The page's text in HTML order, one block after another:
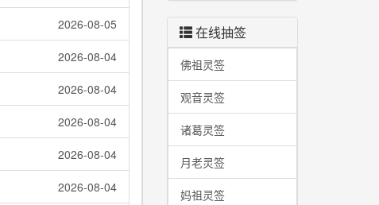
2026-08-05
2026-08-04
2026-08-04
2026-08-04
2026-08-04
2026-08-04
在线抽签
佛祖灵签
观音灵签
诸葛灵签
月老灵签
妈祖灵签